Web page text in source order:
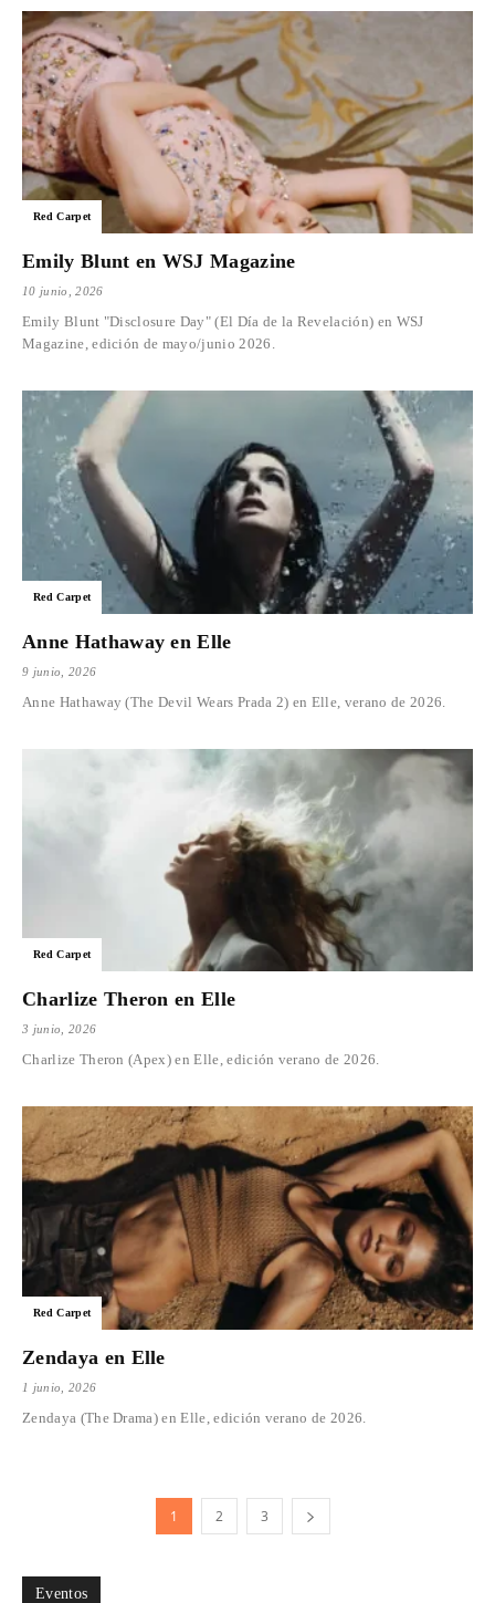
Red Carpet
Emily Blunt en WSJ Magazine
10 junio, 2026
Emily Blunt "Disclosure Day" (El Día de la Revelación) en WSJ
Magazine, edición de mayo/junio 2026.
Red Carpet
Anne Hathaway en Elle
9 junio, 2026
Anne Hathaway (The Devil Wears Prada 2) en Elle, verano de 2026.
Red Carpet
Charlize Theron en Elle
3 junio, 2026
Charlize Theron (Apex) en Elle, edición verano de 2026.
Red Carpet
Zendaya en Elle
1 junio, 2026
Zendaya (The Drama) en Elle, edición verano de 2026.
1 2 3
Eventos